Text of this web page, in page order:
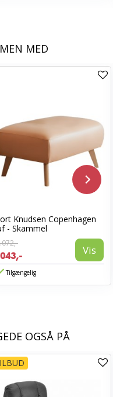
MED
Knudsen Copenhagen
- Skammel
Vis
Tilgængelig
OGSÅ PÅ